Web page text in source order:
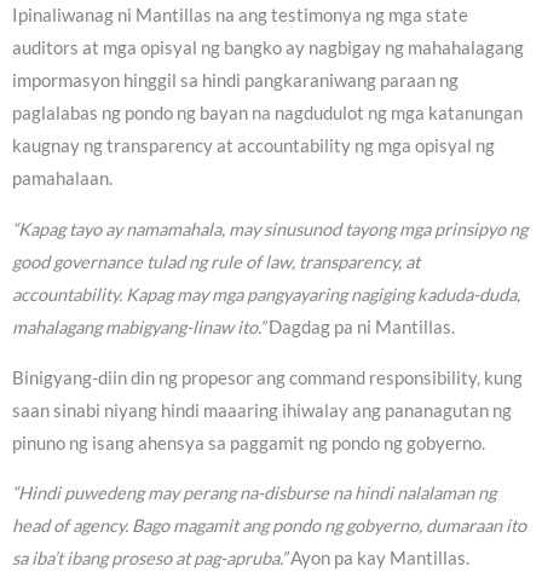
Ipinaliwanag ni Mantillas na ang testimonya ng mga state
auditors at mga opisyal ng bangko ay nagbigay ng mahahalagang
impormasyon hinggil sa hindi pangkaraniwang paraan ng
paglalabas ng pondo ng bayan na nagdudulot ng mga katanungan
kaugnay ng transparency at accountability ng mga opisyal ng
pamahalaan.
“Kapag tayo ay namamahala, may sinusunod tayong mga prinsipyo ng
good governance tulad ng rule of law, transparency, at
accountability. Kapag may mga pangyayaring nagiging kaduda-duda,
mahalagang mabigyang-linaw ito.”Dagdag pa ni Mantillas.
Binigyang-diin din ng propesor ang command responsibility, kung
saan sinabi niyang hindi maaaring ihiwalay ang pananagutan ng
pinuno ng isang ahensya sa paggamit ng pondo ng gobyerno.
“Hindi puwedeng may perang na-disburse na hindi nalalaman ng
head of agency. Bago magamit ang pondo ng gobyerno, dumaraan ito
sa iba’t ibang proseso at pag-apruba.”Ayon pa kay Mantillas.